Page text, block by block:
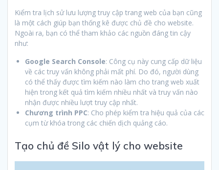
Kiểm tra lịch sử lưu lượng truy cập trang web của bạn cũng
là một cách giúp bạn thống kê được chủ đề cho website.
Ngoài ra, bạn có thể tham khảo các nguồn đáng tin cậy
như:
Google Search Console: Công cụ này cung cấp dữ liệu
về các truy vấn không phải mất phí. Do đó, người dùng
có thể thấy được tìm kiếm nào làm cho trang web xuất
hiện trong kết quả tìm kiếm nhiều nhất và truy vấn nào
nhận được nhiều lượt truy cập nhất.
Chương trình PPC: Cho phép kiểm tra hiệu quả của các
cụm từ khóa trong các chiến dịch quảng cáo.
Tạo chủ đề Silo vật lý cho website